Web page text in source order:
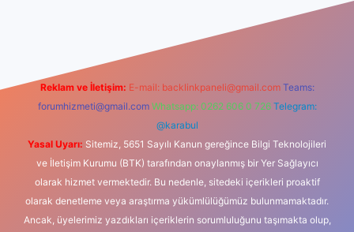
Reklam ve İletişim: E-mail: backlinkpaneli@gmail.com Teams:
forumhizmeti@gmail.com Whatsapp: 0262 606 0 726 Telegram:
@karabul
Yasal Uyarı: Sitemiz, 5651 Sayılı Kanun gereğince Bilgi Teknolojileri
ve İletişim Kurumu (BTK) tarafından onaylanmış bir Yer Sağlayıcı
olarak hizmet vermektedir. Bu nedenle, sitedeki içerikleri proaktif
olarak denetleme veya araştırma yükümlülüğümüz bulunmamaktadır.
Ancak, üyelerimiz yazdıkları içeriklerin sorumluluğunu taşımakta olup,